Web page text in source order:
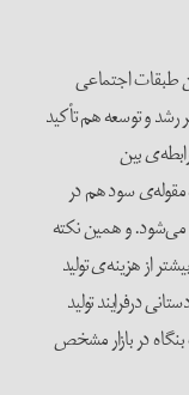
طبقات اجتماعی
رشد و توسعه هم تأکید
بین
سود هم در
می‌شود. و همین نکته
از هزینه‌ی تولید
درفرایند تولید
در بازار مشخص